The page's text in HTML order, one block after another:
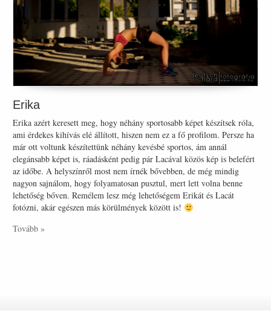
Erika
Erika azért keresett meg, hogy néhány sportosabb képet készítsek róla,
ami érdekes kihívás elé állított, hiszen nem ez a fő profilom. Persze ha
már ott voltunk készítettünk néhány kevésbé sportos, ám annál
elegánsabb képet is, ráadásként pedig pár Lacával közös kép is belefért
az időbe. A helyszínről most nem írnék bővebben, de még mindig
nagyon sajnálom, hogy folyamatosan pusztul, mert lett volna benne
lehetőség bőven. Remélem lesz még lehetőségem Erikát és Lacát
fotózni, akár egészen más körülmények között is!
Tovább »